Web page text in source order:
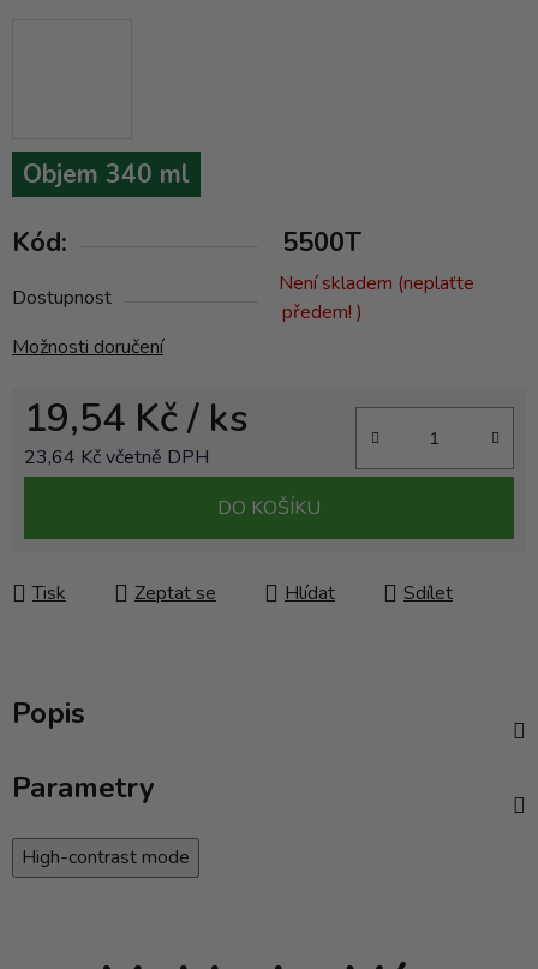
Objem 340 ml
Kód: 5500T
Dostupnost
Není skladem (neplaťte
předem! )
Možnosti doručení
19,54 Kč/ ks
23,64 Kč včetně DPH
DO KOŠÍKU
Tisk Zeptat se Hlídat Sdílet
Popis
Parametry
High-contrast mode